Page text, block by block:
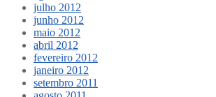
julho 2012
junho 2012
maio 2012
abril 2012
fevereiro 2012
janeiro 2012
setembro 2011